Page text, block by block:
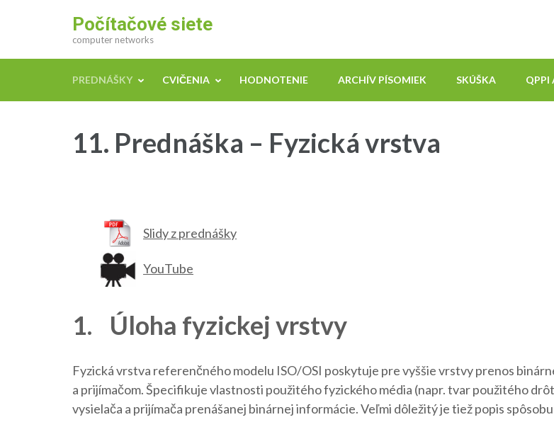
Počítačové siete
computer networks
PREDNÁŠKY CVIČENIA HODNOTENIE ARCHÍV PÍSOMIEK SKÚŠKA QPPI
11. Prednáška – Fyzická vrstva
Slidy z prednášky
YouTube
1. Úloha fyzickej vrstvy
Fyzická vrstva referenčného modelu ISO/OSI poskytuje pre vyššie vrstvy prenos
a prijímačom. Špecifikuje vlastnosti použitého fyzického média (napr. tvar použitého
vysielača a prijímača prenášanej binárnej informácie. Veľmi dôležitý je tiež popis